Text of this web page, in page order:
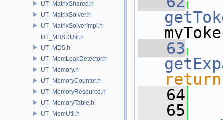
UT_MatrixShared.h
UT_MatrixSolver.h
UT_MatrixSolverImpl.h
UT_MBSDUtil.h
UT_MD5.h
UT_MemLeakDetector.h
UT_Memory.h
UT_MemoryCounter.h
UT_MemoryResource.h
UT_MemoryTable.h
UT_MemUtil.h
   63
return
   64
   65